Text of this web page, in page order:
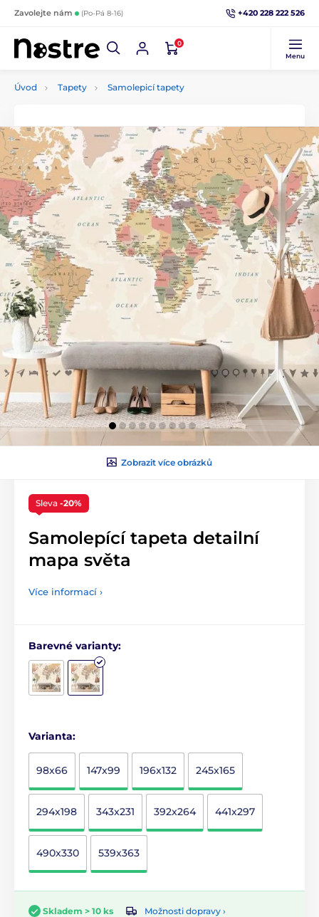
Zavolejte nám (Po-Pá 8-16) +420 228 222 526
0
Menu
Úvod Tapety Samolepicí tapety
Zobrazit více obrázků
Sleva -20%
Samolepící tapeta detailní
mapa světa
Více informací ›
Barevné varianty:
Varianta:
98x66 147x99 196x132 245x165
294x198 343x231 392x264 441x297
490x330 539x363
Skladem > 10 ks
Možnosti dopravy ›